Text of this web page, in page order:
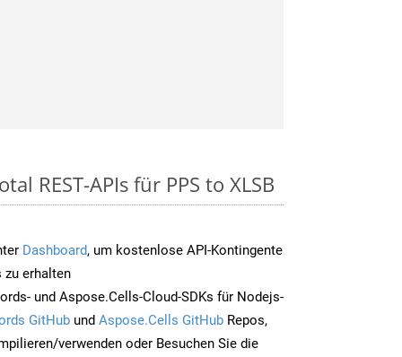
REST-APIs für PPS to XLSB
Dashboard, um kostenlose API-Kontingente
zu erhalten
und Aspose.Cells-Cloud-SDKs für Nodejs-
GitHub und Aspose.Cells GitHub Repos,
verwenden oder Besuchen Sie die